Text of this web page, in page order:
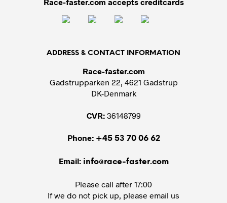
ADDRESS & CONTACT INFORMATION
Race-faster.com
Gadstrupparken 22, 4621 Gadstrup
DK-Denmark
CVR:36148799
Phone: +45 53 70 06 62
Email: info@race-faster.com
Please call after 17:00
If we do not pick up, please email us